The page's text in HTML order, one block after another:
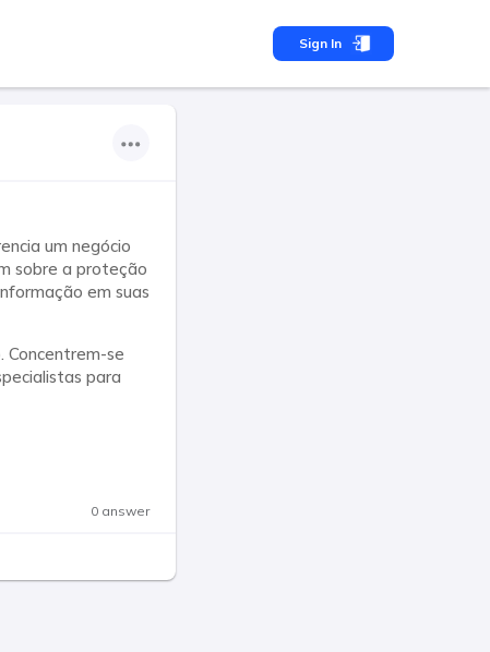
Sign In
um negócio
sobre a proteção
em suas
Concentrem-se
para
0 answer